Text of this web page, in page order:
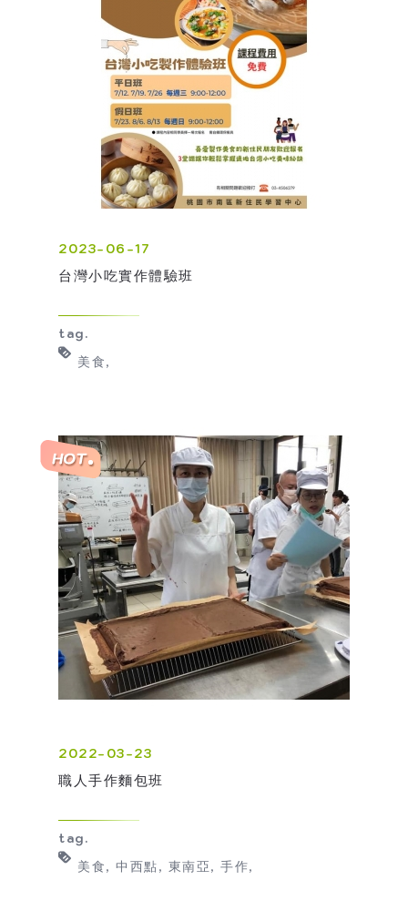
2023-06-17
台灣小吃實作體驗班
tag.
美食
2022-03-23
職人手作麵包班
tag.
美食 中西點 東南亞 手作